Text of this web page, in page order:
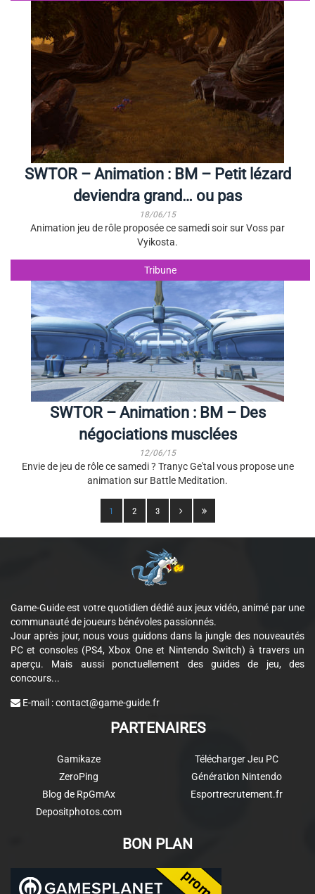
SWTOR – Animation : BM – Petit lézard
deviendra grand… ou pas
18/06/15
Animation jeu de rôle proposée ce samedi soir sur Voss par
Vyikosta.
Tribune
SWTOR – Animation : BM – Des
négociations musclées
12/06/15
Envie de jeu de rôle ce samedi ? Tranyc Ge'tal vous propose une
animation sur Battle Meditation.
1 2 3
Game-Guide est votre quotidien dédié aux jeux vidéo, animé par une
communauté de joueurs bénévoles passionnés.
Jour après jour, nous vous guidons dans la jungle des nouveautés
PC et consoles (PS4, Xbox One et Nintendo Switch) à travers un
aperçu. Mais aussi ponctuellement des guides de jeu, des
concours...
E-mail :contact@game-guide.fr
PARTENAIRES
Gamikaze
ZeroPing
Blog de RpGmAx
Depositphotos.com
Télécharger Jeu PC
Génération Nintendo
Esportrecrutement.fr
BON PLAN